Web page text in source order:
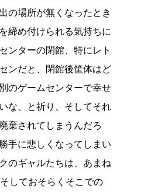
の場所が無くなったとき
締め付けられる気持ちに
ンターの閉館、特にレト
ンだと、閉館後筐体はど
のゲームセンターで幸せ
な、と祈り、そしてそれ
棄されてしまうんだろ
手に悲しくなってしまい
のギャルたちは、あまね
しておそらくそこでの